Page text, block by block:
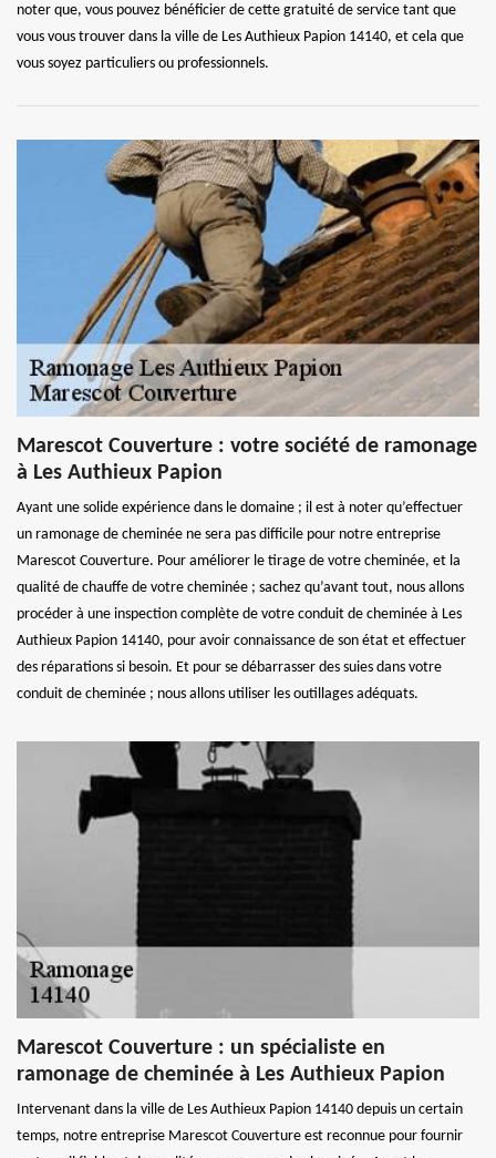
noter que, vous pouvez bénéficier de cette gratuité de service tant que
vous vous trouver dans la ville de Les Authieux Papion 14140, et cela que
vous soyez particuliers ou professionnels.
Marescot Couverture : votre société de ramonage
à Les Authieux Papion
Ayant une solide expérience dans le domaine ; il est à noter qu’effectuer
un ramonage de cheminée ne sera pas difficile pour notre entreprise
Marescot Couverture. Pour améliorer le tirage de votre cheminée, et la
qualité de chauffe de votre cheminée ; sachez qu’avant tout, nous allons
procéder à une inspection complète de votre conduit de cheminée à Les
Authieux Papion 14140, pour avoir connaissance de son état et effectuer
des réparations si besoin. Et pour se débarrasser des suies dans votre
conduit de cheminée ; nous allons utiliser les outillages adéquats.
Marescot Couverture : un spécialiste en
ramonage de cheminée à Les Authieux Papion
Intervenant dans la ville de Les Authieux Papion 14140 depuis un certain
temps, notre entreprise Marescot Couverture est reconnue pour fournir